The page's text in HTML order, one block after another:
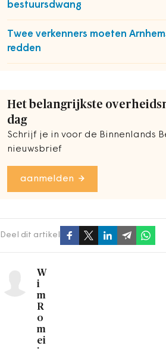
bestuursdwang
Twee verkenners moeten
redden
Het belangrijkste
dag
Schrijf je in voor de Binnenlands
nieuwsbrief
aanmelden
Deel dit artikel
W
i
m
R
o
m
ei